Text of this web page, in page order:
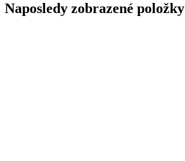
Naposledy zobrazené položky